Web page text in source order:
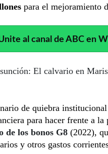
para el mejoramiento
al canal de ABC en
El calvario en
de quiebra
para hacer frente a
de los bonos G8 (2022),
y otros gastos